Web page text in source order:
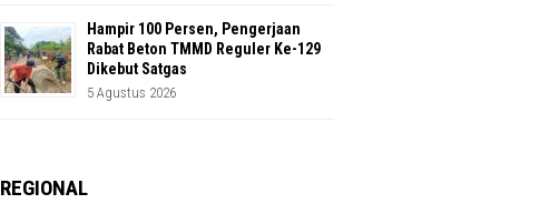
Hampir 100 Persen, Pengerjaan
Rabat Beton TMMD Reguler Ke-129
Dikebut Satgas
5 Agustus 2026
REGIONAL